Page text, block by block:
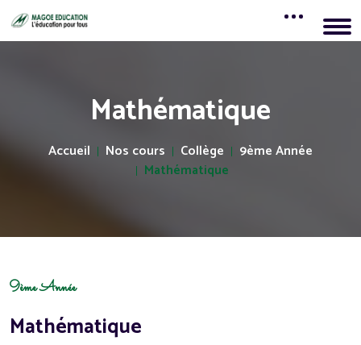
Mathématique
Accueil Nos cours Collège
9ème Année
Mathématique
9ème Année
Mathématique